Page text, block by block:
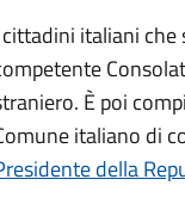
italiani
È poi
italiano di
della